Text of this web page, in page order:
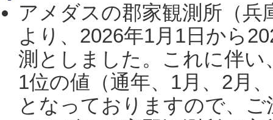
アメダスの郡家観測所（
より、2026年1月1日から
測としました。これに伴い
1位の値（通年、1月、2月
となっておりますので、